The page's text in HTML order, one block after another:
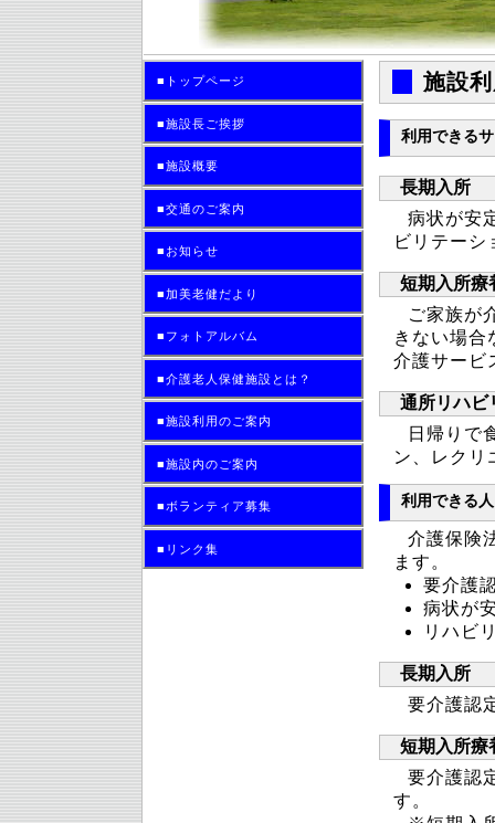
■トップページ
■施設長ご挨拶
■施設概要
■交通のご案内
■お知らせ
■加美老健だより
■フォトアルバム
■介護老人保健施設とは？
■施設利用のご案内
■施設内のご案内
■ボランティア募集
■リンク集
施設
利用できる
長期入所
病状が安
ビリテーシ
短期入所療
ご家族が
きない場合
介護サービ
通所リハビ
日帰りで
ン、レクリ
利用できる
介護保険
ます。
要介護
病状が
リハビ
長期入所
要介護認
短期入所療
要介護認
す。